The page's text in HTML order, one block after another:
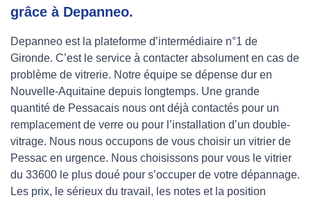
grâce à Depanneo.
Depanneo est la plateforme d’intermédiaire n°1 de
Gironde. C’est le service à contacter absolument en cas de
problème de vitrerie. Notre équipe se dépense dur en
Nouvelle-Aquitaine depuis longtemps. Une grande
quantité de Pessacais nous ont déjà contactés pour un
remplacement de verre ou pour l’installation d’un double-
vitrage. Nous nous occupons de vous choisir un vitrier de
Pessac en urgence. Nous choisissons pour vous le vitrier
du 33600 le plus doué pour s’occuper de votre dépannage.
Les prix, le sérieux du travail, les notes et la position